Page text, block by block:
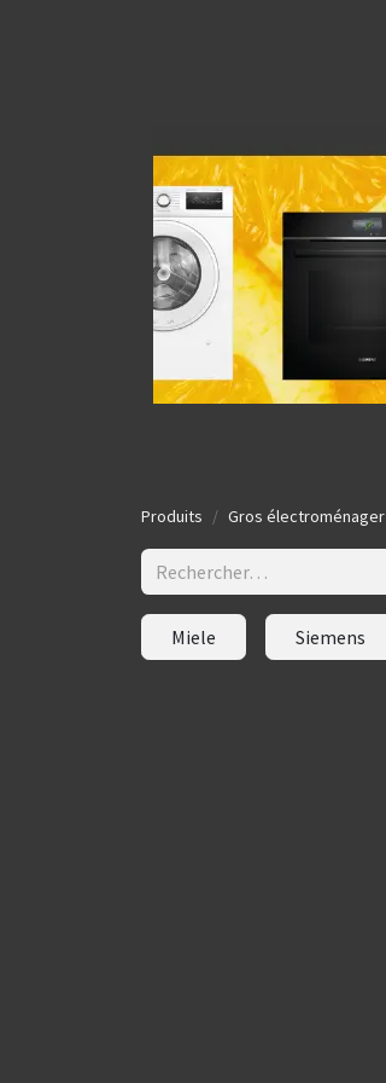
Produits Gros électroménager
Miele Siemens